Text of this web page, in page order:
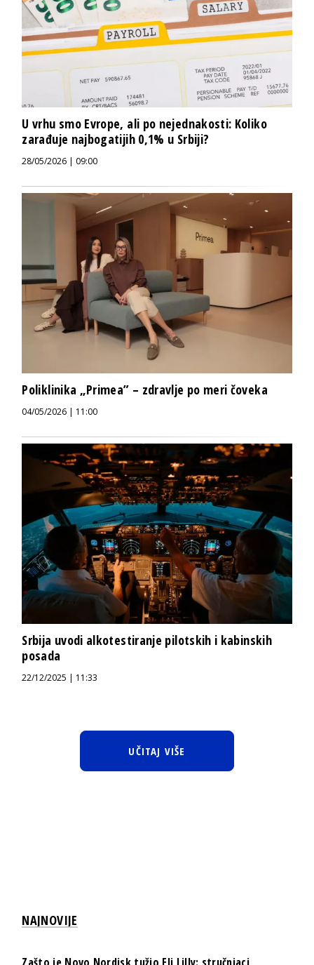
U vrhu smo Evrope, ali po nejednakosti: Koliko
zarađuje najbogatijih 0,1% u Srbiji?
28/05/2026 | 09:00
Poliklinika „Primea” – zdravlje po meri čoveka
04/05/2026 | 11:00
Srbija uvodi alkotestiranje pilotskih i kabinskih
posada
22/12/2025 | 11:33
UČITAJ VIŠE
NAJNOVIJE